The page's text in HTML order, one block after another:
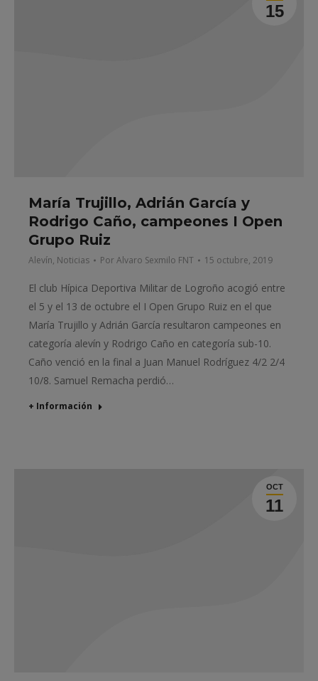
15
María Trujillo, Adrián García y
Rodrigo Caño, campeones I Open
Grupo Ruiz
Alevín, Noticias PorAlvaro Sexmilo FNT 15 octubre, 2019
El club Hípica Deportiva Militar de Logroño acogió entre
el 5 y el 13 de octubre el I Open Grupo Ruiz en el que
María Trujillo y Adrián García resultaron campeones en
categoría alevín y Rodrigo Caño en categoría sub-10.
Caño venció en la final a Juan Manuel Rodríguez 4/2 2/4
10/8. Samuel Remacha perdió…
+ Información
OCT
11